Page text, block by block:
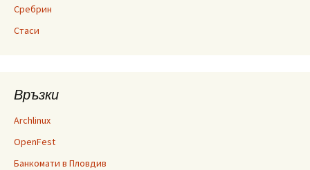
Сребрин
Стаси
Връзки
Archlinux
OpenFest
Банкомати в Пловдив